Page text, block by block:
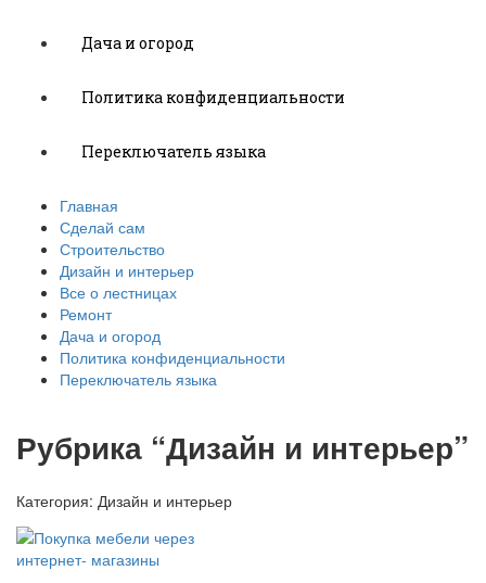
Дача и огород
Политика конфиденциальности
Переключатель языка
Главная
Сделай сам
Строительство
Дизайн и интерьер
Все о лестницах
Ремонт
Дача и огород
Политика конфиденциальности
Переключатель языка
Рубрика “Дизайн и интерьер”
Категория: Дизайн и интерьер